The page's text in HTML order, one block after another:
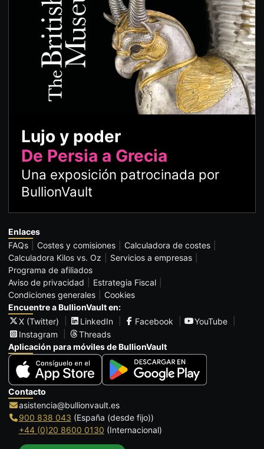
Lujo y poder
De Persia a Grecia
Una exposición patrocinada por
BullionVault
Enlaces
FAQs
Costes y comisiones
Calculadora de costes
Calculadora Kilos vs. Oz
Servicios a empresas
Programa de afiliados
Aviso de privacidad
Estrategia Fiscal
Condiciones generales
Cookies
Encuentre a BullionVault en:
X (Twitter)
LinkedIn Facebook
YouTube
Instagram
Threads
Aplicación para móviles de BullionVault
Contacto
asistencia@bullionvault.es
900 838 043 (España (desde fijo))
+44 (0)20 8600 0130 (Internacional)